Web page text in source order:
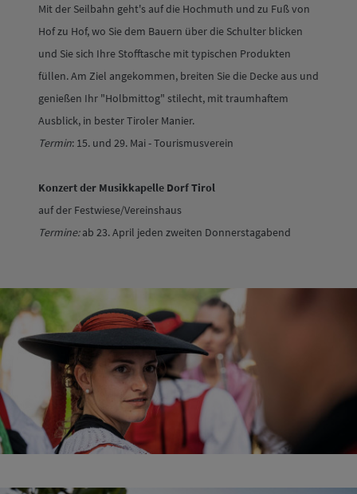
Mit der Seilbahn geht's auf die Hochmuth und zu Fuß von
Hof zu Hof, wo Sie dem Bauern über die Schulter blicken
und Sie sich Ihre Stofftasche mit typischen Produkten
füllen. Am Ziel angekommen, breiten Sie die Decke aus und
genießen Ihr "Holbmittog" stilecht, mit traumhaftem
Ausblick, in bester Tiroler Manier.
Termin: 15. und 29. Mai - Tourismusverein
Konzert der Musikkapelle Dorf Tirol
auf der Festwiese/Vereinshaus
Termine:ab 23. April jeden zweiten Donnerstagabend